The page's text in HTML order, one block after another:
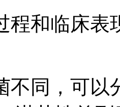
程和临床
不同，可